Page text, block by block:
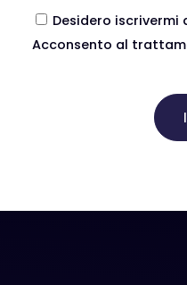
Desidero iscrivermi
Acconsento al